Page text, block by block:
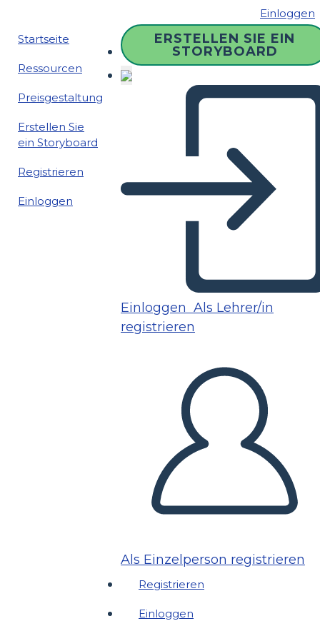
Einloggen
Startseite
Ressourcen
Preisgestaltung
Erstellen Sie
ein Storyboard
Registrieren
Einloggen
ERSTELLEN SIE EIN
STORYBOARD
Einloggen Als Lehrer/in
registrieren
Als Einzelperson registrieren
Registrieren
Einloggen